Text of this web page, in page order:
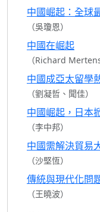
中國崛起：全球
（吳瓊恩）
中國在崛起
（Richard
中國成亞太留學
（劉凝哲、聞佳）
中國崛起，日本
（李中邦）
中國需解決貿易
（沙堅恆）
傳統與現代化問
（王曉波）